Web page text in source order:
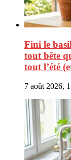
Fini le
tout bête
tout l’été
7 août 2026,